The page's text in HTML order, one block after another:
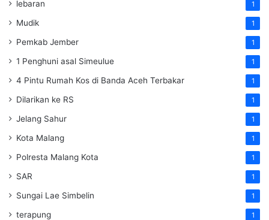
lebaran 1
Mudik 1
Pemkab Jember 1
1 Penghuni asal Simeulue 1
4 Pintu Rumah Kos di Banda Aceh Terbakar 1
Dilarikan ke RS 1
Jelang Sahur 1
Kota Malang 1
Polresta Malang Kota 1
SAR 1
Sungai Lae Simbelin 1
terapung 1